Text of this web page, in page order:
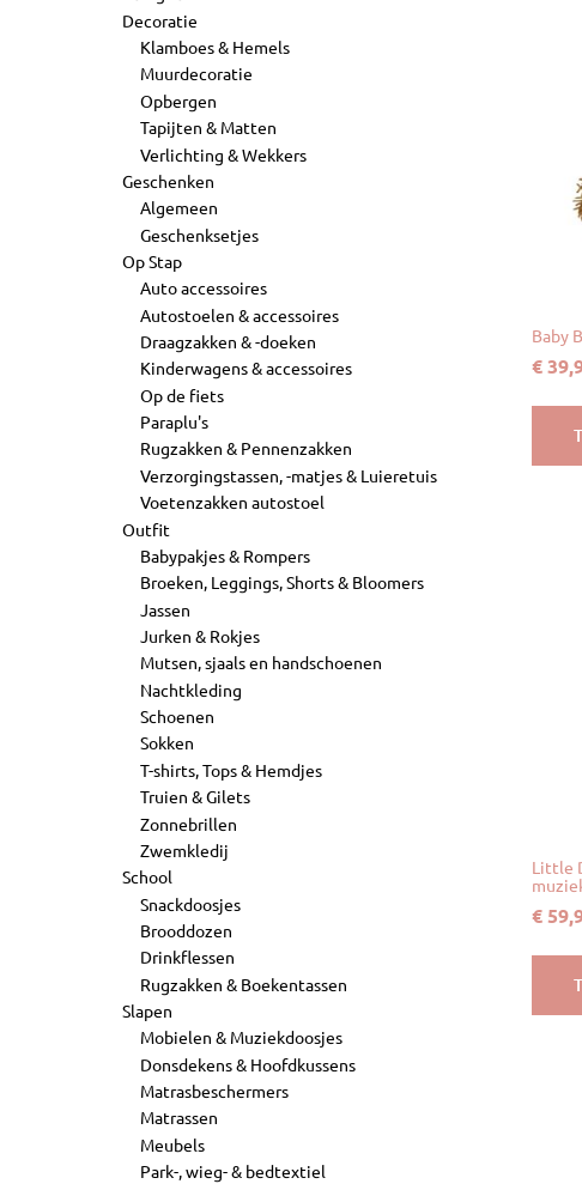
Decoratie
Klamboes & Hemels
Muurdecoratie
Opbergen
Tapijten & Matten
Verlichting & Wekkers
Geschenken
Algemeen
Geschenksetjes
Op Stap
Auto accessoires
Autostoelen & accessoires
Draagzakken & -doeken
Kinderwagens & accessoires
Op de fiets
Paraplu's
Rugzakken & Pennenzakken
Verzorgingstassen, -matjes & Luieretuis
Voetenzakken autostoel
Outfit
Babypakjes & Rompers
Broeken, Leggings, Shorts & Bloomers
Jassen
Jurken & Rokjes
Mutsen, sjaals en handschoenen
Nachtkleding
Schoenen
Sokken
T-shirts, Tops & Hemdjes
Truien & Gilets
Zonnebrillen
Zwemkledij
School
Snackdoosjes
Brooddozen
Drinkflessen
Rugzakken & Boekentassen
Slapen
Mobielen & Muziekdoosjes
Donsdekens & Hoofdkussens
Matrasbeschermers
Matrassen
Meubels
Park-, wieg- & bedtextiel
Baby
€
Little
€